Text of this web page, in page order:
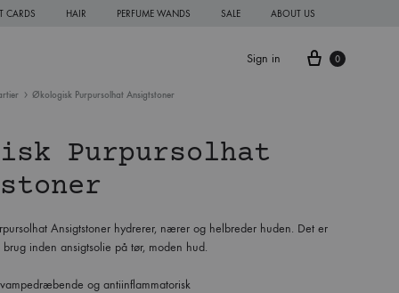
CARDS HAIR PERFUME WANDS SALE ABOUT US
Sign in Cart
0
Økologisk Purpursolhat Ansigtstoner
Purpursolhat
Ansigtstoner hydrerer, nærer og helbreder huden. Det er
inden ansigtsolie på tør, moden hud.
og antiinflammatorisk